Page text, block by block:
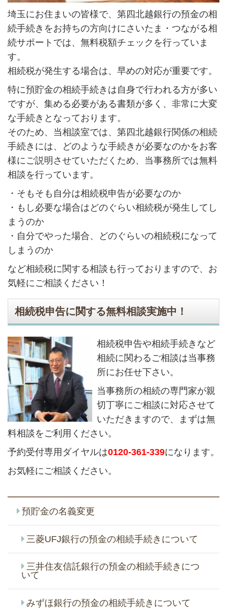
埼玉にお住まいの皆様で、第四北越銀行の預金の相
続手続きをお持ちの方向けにさいたま・つながる相
続サポートでは、無料税額チェックを行っていま
す。
相続税が発生する場合は、早めの対応が重要です。
特に預貯金の相続手続きは自身で行われる方が多い
ですが、集める必要がある書類が多く、非常に大変
な手続きとなっております。
そのため、当相談室では、第四北越銀行関係の相続
手続きには、どのような手続きが必要なのかをお客
様にご説明させていただくため、当事務所では無料
相談を行っています。
・そもそも自分は相続税申告が必要なのか
・もし必要な場合はどのぐらい相続税が発生してし
まうのか
・自分でやった場合、どのぐらいの相続税になって
しまうのか
など相続税に関する相談も行っておりますので、お
気軽にご相談ください！
相続税申告に関する無料相談実施中！
相続税申告や相続手続きなど
相続に関わるご相談は当事務
所にお任せ下さい。
当事務所の相続の専門家が親
切丁寧にご相談に対応させて
いただきますので、まずは無
料相談をご利用ください。
予約受付専用ダイヤルは0120-361-339になります。
お気軽にご相談ください。
預貯金の名義変更
三菱UFJ銀行の預金の相続手続きについて
三井住友信託銀行の預金の相続手続きにつ
いて
みずほ銀行の預金の相続手続きについて